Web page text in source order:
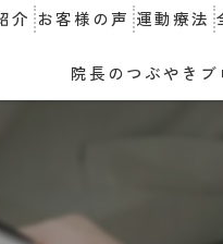
介 お客様の声 運動療法
院長のつぶやきブ